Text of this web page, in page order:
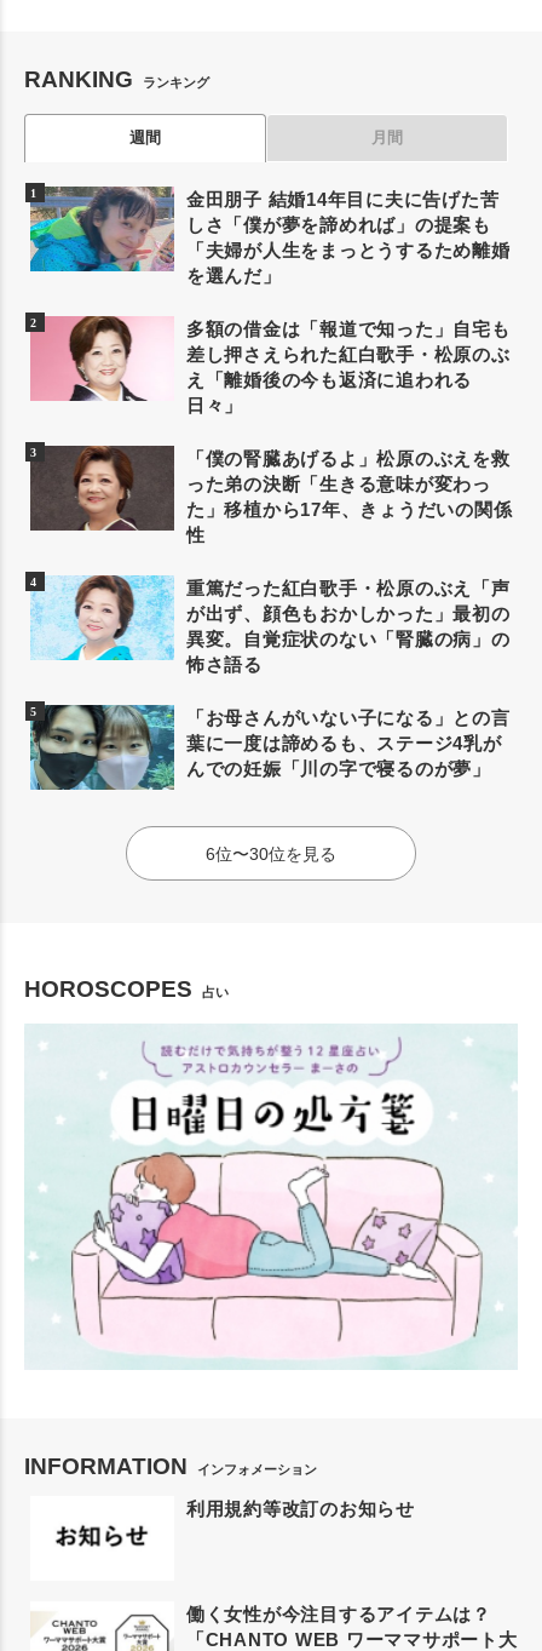
RANKING ランキング
週間 月間
金田朋子 結婚14年目に夫に告げた苦
しさ「僕が夢を諦めれば」の提案も
「夫婦が人生をまっとうするため離婚
を選んだ」
多額の借金は「報道で知った」自宅も
差し押さえられた紅白歌手・松原のぶ
え「離婚後の今も返済に追われる
日々」
「僕の腎臓あげるよ」松原のぶえを救
った弟の決断「生きる意味が変わっ
た」移植から17年、きょうだいの関係
性
重篤だった紅白歌手・松原のぶえ「声
が出ず、顔色もおかしかった」最初の
異変。自覚症状のない「腎臓の病」の
怖さ語る
「お母さんがいない子になる」との言
葉に一度は諦めるも、ステージ4乳が
んでの妊娠「川の字で寝るのが夢」
6位〜30位を見る
HOROSCOPES 占い
INFORMATION インフォメーション
利用規約等改訂のお知らせ
働く女性が今注目するアイテムは？
「CHANTO WEB ワーママサポート大